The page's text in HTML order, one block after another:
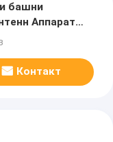
башни
Аппарат
Контакт